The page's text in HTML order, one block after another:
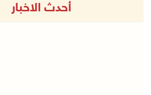
أحدث الاخبار